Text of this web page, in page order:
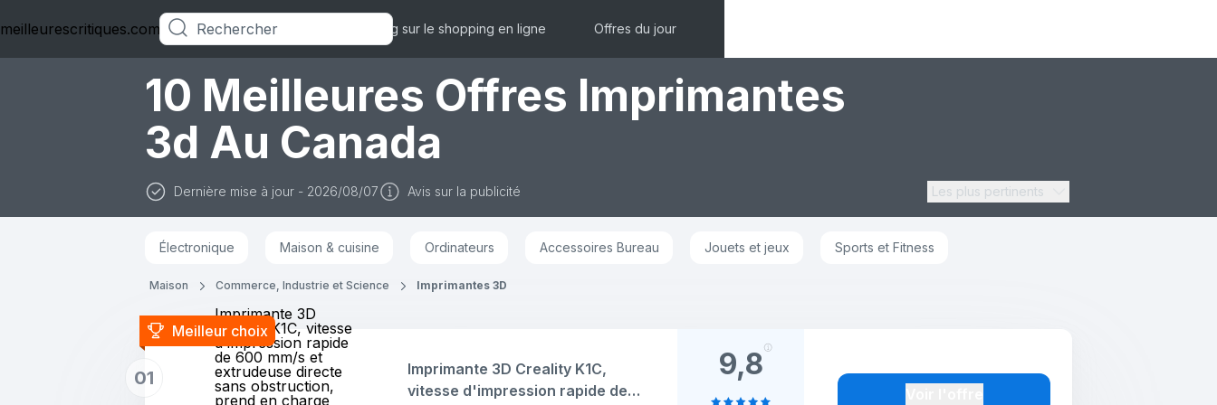
meilleurescritiques.com Catégories Blog sur le shopping en ligne Offres du jour
10 Meilleures Offres Imprimantes
3d Au Canada
Avis sur la publicité
Dernière mise à jour - 2026/08/07 Les plus pertinents
Électronique Maison & cuisine Ordinateurs Accessoires Bureau Jouets et jeux Sports et Fitness
Maison Commerce, Industrie et Science Imprimantes 3D
Meilleur choix
01
Imprimante 3D
Creality K1C, vitesse
d'impression rapide
de 600 mm/s et
extrudeuse directe
sans obstruction,
prend en charge
Imprimante 3D Creality K1C,
vitesse d'impression rapide de
9,8